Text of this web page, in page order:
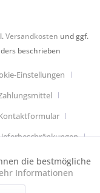
Versandkosten und ggf.
beschrieben
Einstellungen
Aktiv
die bestmögliche
Informationen